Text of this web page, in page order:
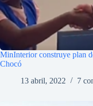
MinInterior construye plan
Chocó
13 abril, 2022
7